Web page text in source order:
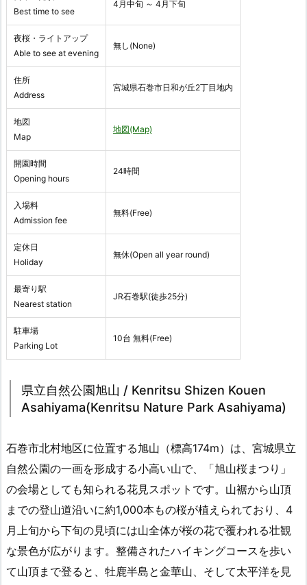
Best time to see
4月中旬 ～ 4月下旬
夜桜・ライトアップ
Able to see at evening
無し(None)
住所
Address
宮城県石巻市日和が丘2丁目地内
地図
Map
地図(Map)
開園時間
Opening hours
24時間
入場料
Admission fee
無料(Free)
定休日
Holiday
無休(Open all year round)
最寄り駅
Nearest station
JR石巻駅(徒歩25分)
駐車場
Parking Lot
10台 無料(Free)
県立自然公園旭山 / Kenritsu Shizen Kouen
Asahiyama(Kenritsu Nature Park Asahiyama)
石巻市北村地区に位置する旭山（標高174m）は、宮城県立
自然公園の一画を形成する小高い山で、「旭山桜まつり」
の会場としても知られる花見スポットです。山裾から山頂
までの登山道沿いに約1,000本もの桜が植えられており、4
月上旬から下旬の見頃には山全体が桜の花で覆われる壮観
な景色が広がります。整備されたハイキングコースを歩い
て山頂まで登ると、牡鹿半島と金華山、そして太平洋を見